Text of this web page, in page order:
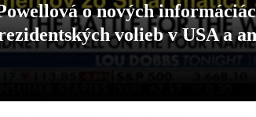
o nových
volieb v USA a